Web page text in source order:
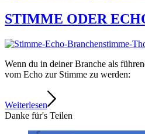
STIMME ODER
Wenn du in deiner Branche als
vom Echo zur Stimme zu werden:
Weiterlesen
Danke für's Teilen